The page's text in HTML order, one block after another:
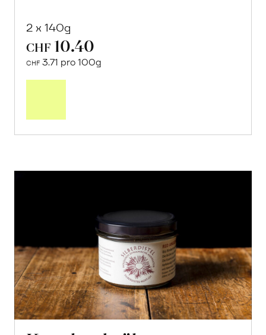
2 x 140g
CHF 10.40
CHF 3.71 pro 100g